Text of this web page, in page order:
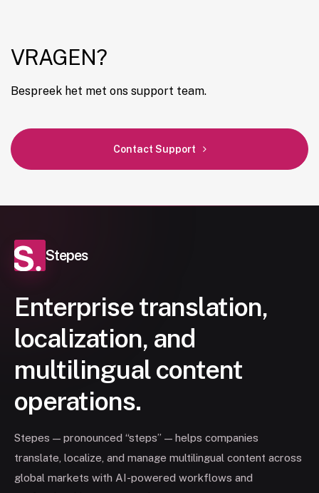
VRAGEN?
Bespreek het met ons support team.
Contact Support
Stepes
Enterprise translation,
localization, and
multilingual content
operations.
Stepes — pronounced “steps” — helps companies
translate, localize, and manage multilingual content across
global markets with AI-powered workflows and